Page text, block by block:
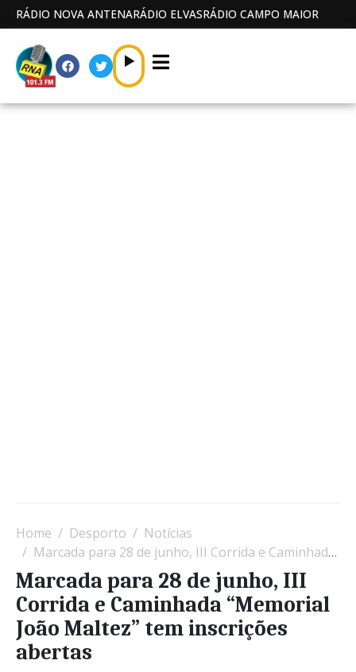
RÁDIO NOVA ANTENARÁDIO ELVASRÁDIO CAMPO MAIOR
Home Desporto
Notícias
Marcada para 28 de junho, III Corrida e Caminhada “Memorial João Maltez” tem inscrições abertas
Marcada para 28 de junho, III
Corrida e Caminhada “Memorial
João Maltez” tem inscrições
abertas